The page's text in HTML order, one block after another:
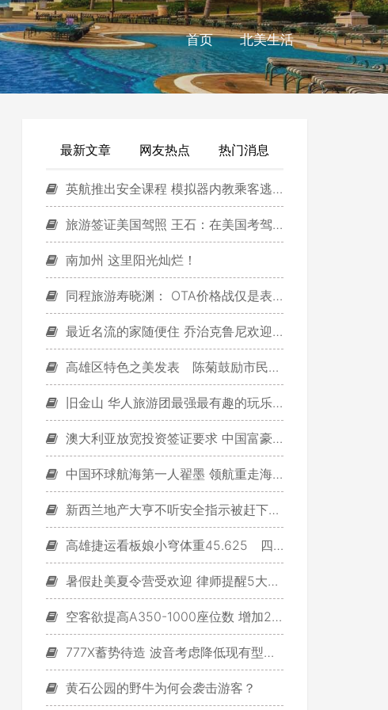
首页 北美生活
最新文章 网友热点 热门消息
英航推出安全课程 模拟器内教乘客逃生
旅游签证美国驾照 王石：在美国考驾照与文明人
南加州 这里阳光灿烂！
同程旅游寿晓渊： OTA价格战仅是表象
最近名流的家随便住 乔治克鲁尼欢迎你！
高雄区特色之美发表 陈菊鼓励市民体验各区不同风貌
旧金山 华人旅游团最强最有趣的玩乐攻略
澳大利亚放宽投资签证要求 中国富豪或受益最大
中国环球航海第一人翟墨 领航重走海上丝绸之路
新西兰地产大亨不听安全指示被赶下飞机
高雄捷运看板娘小穹体重45.625 四舍五入最讨厌！
暑假赴美夏令营受欢迎 律师提醒5大注意事项
空客欲提高A350-1000座位数 增加20个座椅
777X蓄势待造 波音考虑降低现有型号777产量
黄石公园的野牛为何会袭击游客？